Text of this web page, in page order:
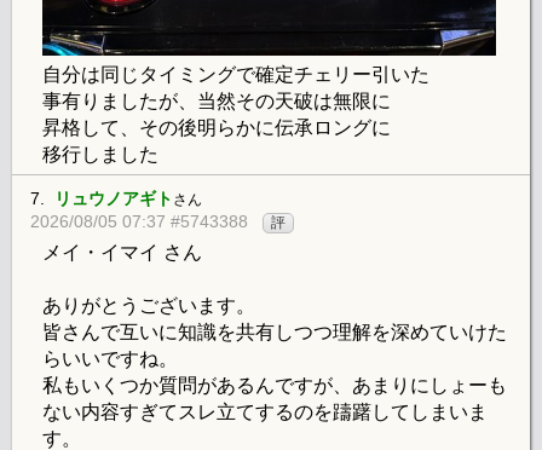
自分は同じタイミングで確定チェリー引いた
事有りましたが、当然その天破は無限に
昇格して、その後明らかに伝承ロングに
移行しました
7. リュウノアギト さん
2026/08/05 07:37 #5743388 評
メイ・イマイ さん
ありがとうございます。
皆さんで互いに知識を共有しつつ理解を深めていけた
らいいですね。
私もいくつか質問があるんですが、あまりにしょーも
ない内容すぎてスレ立てするのを躊躇してしまいま
す。